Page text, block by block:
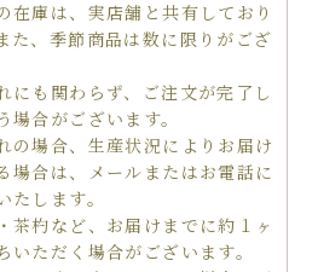
在庫は、実店舗と共有しており
た、季節商品は数に限りがござ
にも関わらず、ご注文が完了し
場合がございます。
の場合、生産状況によりお届け
場合は、メールまたはお電話に
たします。
茶杓など、お届けまでに約１ヶ
いただく場合がございます。